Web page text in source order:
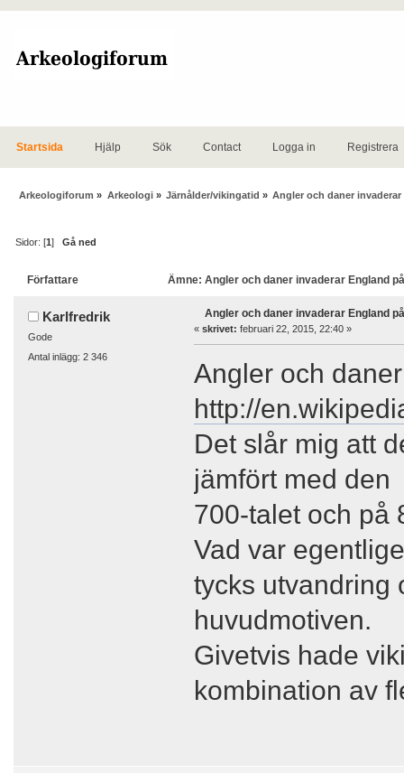
Startsida Hjälp Sök Contact Logga in Registrera
Arkeologiforum » Arkeologi» Järnålder/vikingatid » Angler och daner
Sidor: [1]Gå ned
Författare Ämne: Angler och daner invaderar England
Karlfredrik
Gode
Antal inlägg: 2 346
Angler och daner invaderar England
« skrivet: februari 22, 2015, 22:40 »
Angler och
http://
Det slår mig att
jämfört med
700-talet och på
Vad var
tycks utvandring
huvudmotiven.
Givetvis hade
kombination av